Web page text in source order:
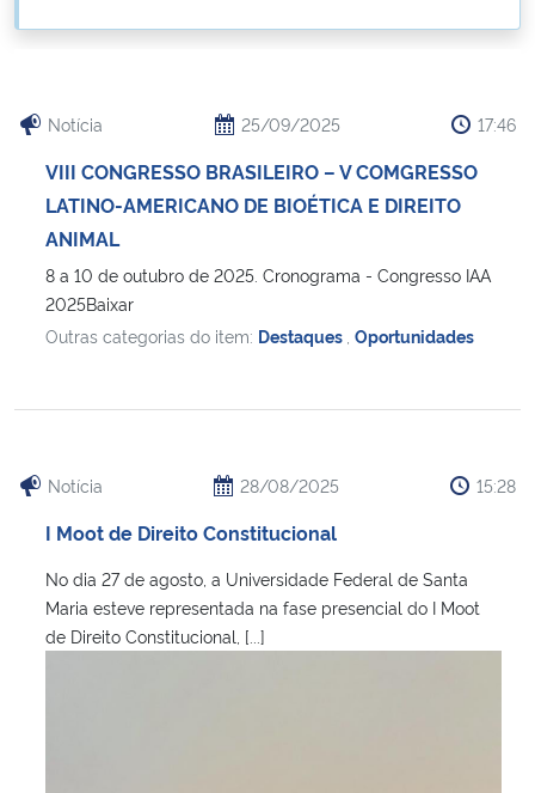
Ministério da Ciência, Tecnologia, Inovações e Comunicações
Ministério do Meio Ambiente
Ministério do Turismo
Ministério da Mulher, da Família e dos Direitos Humanos
Secretaria-Geral
Secretaria de Governo
Notícia 25/09/2025 17:46
VIII CONGRESSO BRASILEIRO – V COMGRESSO
LATINO-AMERICANO DE BIOÉTICA E DIREITO
ANIMAL
8 a 10 de outubro de 2025. Cronograma - Congresso IAA
2025Baixar
Outras categorias do item: Destaques Oportunidades
Notícia 28/08/2025 15:28
I Moot de Direito Constitucional
No dia 27 de agosto, a Universidade Federal de Santa
Maria esteve representada na fase presencial do I Moot
de Direito Constitucional, [...]